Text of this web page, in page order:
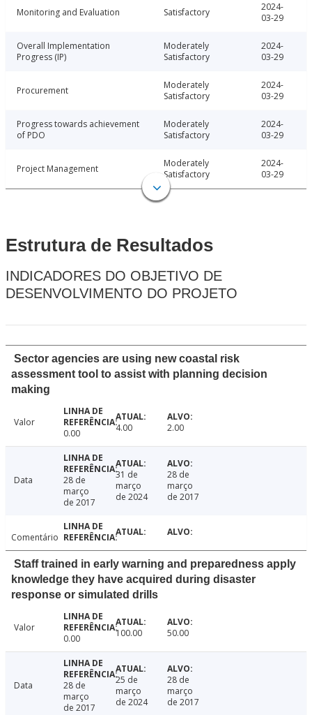
Monitoring and Evaluation Satisfactory
2024-
03-29
Overall Implementation
Progress (IP)
Moderately
Satisfactory
2024-
03-29
Procurement
Moderately
Satisfactory
2024-
03-29
Progress towards achievement
of PDO
Moderately
Satisfactory
2024-
03-29
Project Management
Moderately
Satisfactory
2024-
03-29
Estrutura de Resultados
INDICADORES DO OBJETIVO DE
DESENVOLVIMENTO DO PROJETO
Sector agencies are using new coastal risk
assessment tool to assist with planning decision
making
Valor
0.00
4.00 2.00
Data
28 de
março
de 2017
31 de
março
de 2024
28 de
março
de 2017
Comentário
Staff trained in early warning and preparedness apply
knowledge they have acquired during disaster
response or simulated drills
Valor
0.00
100.00 50.00
Data
28 de
março
de 2017
25 de
março
de 2024
28 de
março
de 2017